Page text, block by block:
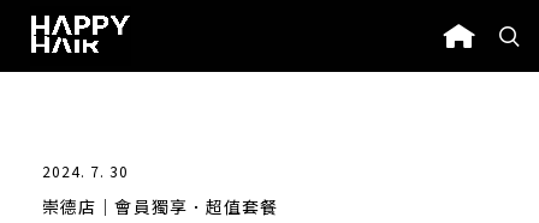
2024. 7. 30
崇德店｜會員獨享．超值套餐